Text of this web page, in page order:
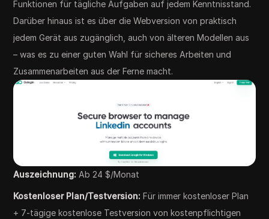
Funktionen für tägliche Aufgaben auf jedem Kenntnisstand.
Darüber hinaus ist es über die Webversion von praktisch
jedem Gerät aus zugänglich, auch von älteren Modellen aus
– was es zu einer guten Wahl für sicheres Arbeiten und
Zusammenarbeiten aus der Ferne macht.
Auszeichnung: Ab 24 $/Monat
Kostenloser Plan/Testversion: Für immer kostenloser Plan
+ 7-tägige kostenlose Testversion von kostenpflichtigen